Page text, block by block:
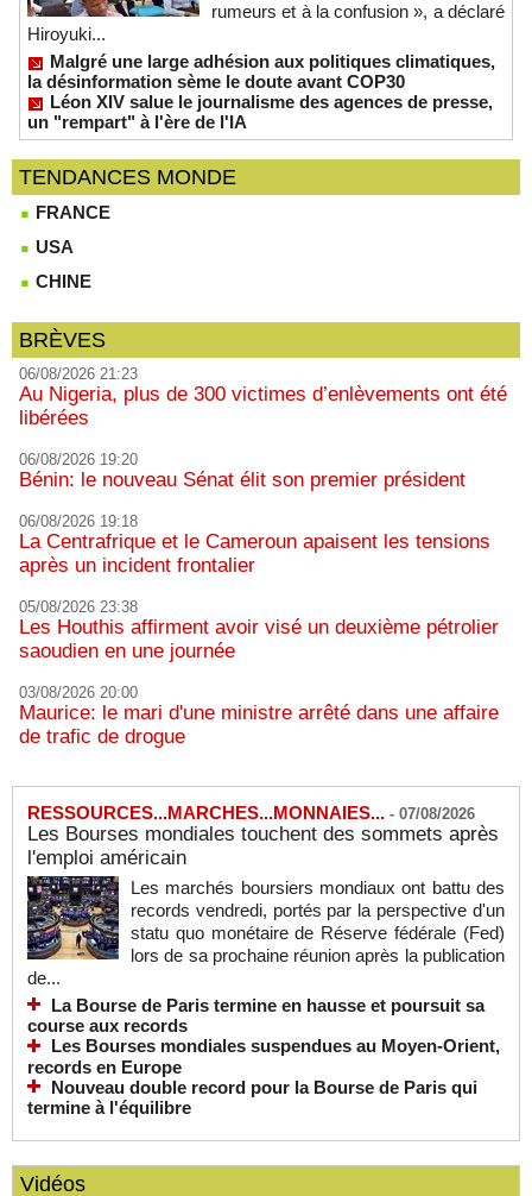
rumeurs et à la confusion », a déclaré
Hiroyuki...
Malgré une large adhésion aux politiques climatiques,
la désinformation sème le doute avant COP30
Léon XIV salue le journalisme des agences de presse,
un "rempart" à l'ère de l'IA
TENDANCES MONDE
FRANCE
USA
CHINE
BRÈVES
06/08/2026 21:23
Au Nigeria, plus de 300 victimes d’enlèvements ont été
libérées
06/08/2026 19:20
Bénin: le nouveau Sénat élit son premier président
06/08/2026 19:18
La Centrafrique et le Cameroun apaisent les tensions
après un incident frontalier
05/08/2026 23:38
Les Houthis affirment avoir visé un deuxième pétrolier
saoudien en une journée
03/08/2026 20:00
Maurice: le mari d'une ministre arrêté dans une affaire
de trafic de drogue
RESSOURCES...MARCHES...MONNAIES... - 07/08/2026
Les Bourses mondiales touchent des sommets après
l'emploi américain
Les marchés boursiers mondiaux ont battu des
records vendredi, portés par la perspective d'un
statu quo monétaire de Réserve fédérale (Fed)
lors de sa prochaine réunion après la publication
de...
La Bourse de Paris termine en hausse et poursuit sa
course aux records
Les Bourses mondiales suspendues au Moyen-Orient,
records en Europe
Nouveau double record pour la Bourse de Paris qui
termine à l'équilibre
Vidéos